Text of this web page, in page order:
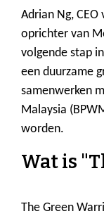
Adrian Ng,
oprichter van
volgende stap
een duurzame
samenwerken
Malaysia
worden.
Wat is
The Green